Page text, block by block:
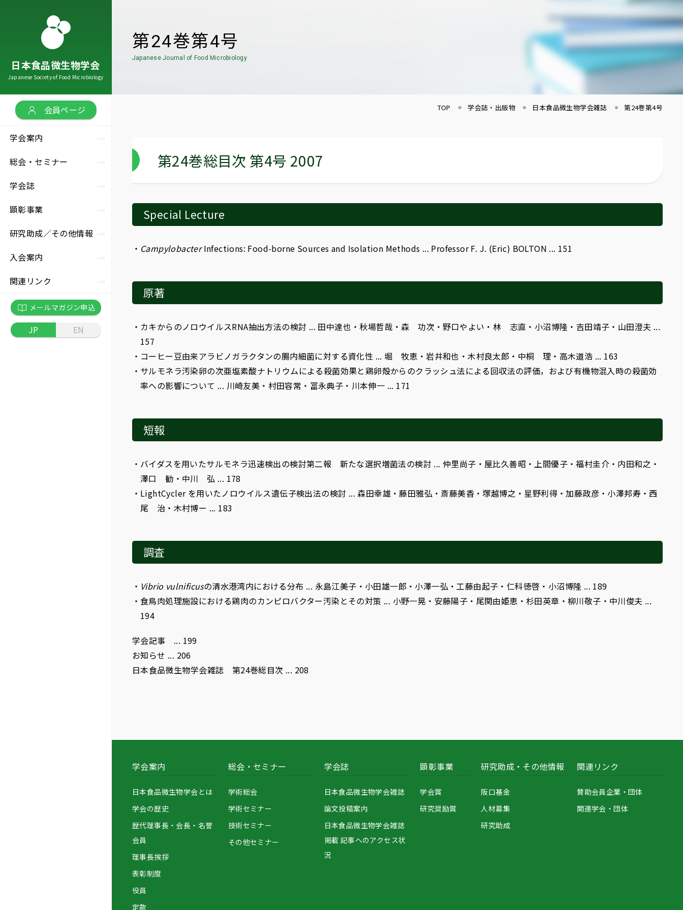
日本食品微生物学会
Japanese Society of Food Microbiology
会員ページ
学会案内
案内
us
案内トップ
食品微生物学会とは
会員
制度
総会・セミナー
・セミナー
・セミナートップ
総会
他セミナー
学会誌
誌
誌トップ
食品微生物学会雑誌
記事へのアクセス
顕彰事業
事業
事業トップ
賞
研究助成／その他情報
助成／
他情報
grant
助成／
他情報トップ
基金
助成
入会案内
関連リンク
リンク
リンクトップ
会員企業・団体
メールマガジン申込
JP EN
第24巻第4号
Japanese Journal of Food Microbiology
TOP 学会誌・出版物 日本食品微生物学会雑誌 第24巻第4号
第24巻総目次 第4号 2007
Special Lecture
CampylobacterInfections: Food-borne Sources and Isolation Methods ... Professor F. J. (Eric) BOLTON ... 151
原著
カキからのノロウイルスRNA抽出方法の検討 ... 田中達也・秋場哲哉・森 功次・野口やよい・林 志直・小沼博隆・吉田靖子・山田澄夫 ...
157
コーヒー豆由来アラビノガラクタンの腸内細菌に対する資化性 ... 堀 牧恵・岩井和也・木村良太郎・中桐 理・高木道浩 ... 163
サルモネラ汚染卵の次亜塩素酸ナトリウムによる殺菌効果と鶏卵殻からのクラッシュ法による回収法の評価，および有機物混入時の殺菌効
率への影響について ... 川崎友美・村田容常・冨永典子・川本伸一 ... 171
短報
バイダスを用いたサルモネラ迅速検出の検討第二報 新たな選択増菌法の検討 ... 仲里尚子・屋比久善昭・上間優子・福村圭介・内田和之・
澤口 勧・中川 弘 ... 178
LightCycler を用いたノロウイルス遺伝子検出法の検討 ... 森田幸雄・藤田雅弘・斎藤美香・塚越博之・星野利得・加藤政彦・小澤邦寿・西
尾 治・木村博ー ... 183
調査
Vibrio vulnificusの清水港湾内における分布 ... 永島江美子・小田雄一郎・小澤一弘・工藤由起子・仁科徳啓・小沼博隆 ... 189
食鳥肉処理施設における鶏肉のカンピロバクター汚染とその対策 ... 小野一晃・安藤陽子・尾関由姫恵・杉田英章・柳川敬子・中川俊夫 ...
194
学会記事 ... 199
お知らせ ... 206
日本食品微生物学会雑誌 第24巻総目次 ... 208
学会案内
日本食品微生物学会とは
学会の歴史
歴代理事長・会長・名誉
会員
理事長挨拶
表彰制度
役員
定款
総会・セミナー
学術総会
学術セミナー
技術セミナー
その他セミナー
学会誌
日本食品微生物学会雑誌
論文投稿案内
日本食品微生物学会雑誌
掲載 記事へのアクセス状
況
顕彰事業
学会賞
研究奨励賞
研究助成・その他情報
阪口基金
人材募集
研究助成
関連リンク
賛助会員企業・団体
関連学会・団体